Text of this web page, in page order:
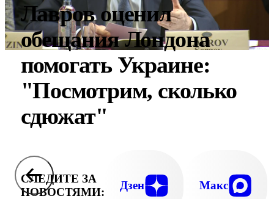
Лавров оценил
обещания Лондона
помогать Украине:
"Посмотрим, сколько
сдюжат"
СЛЕДИТЕ ЗА
НОВОСТЯМИ:
Дзен Макс